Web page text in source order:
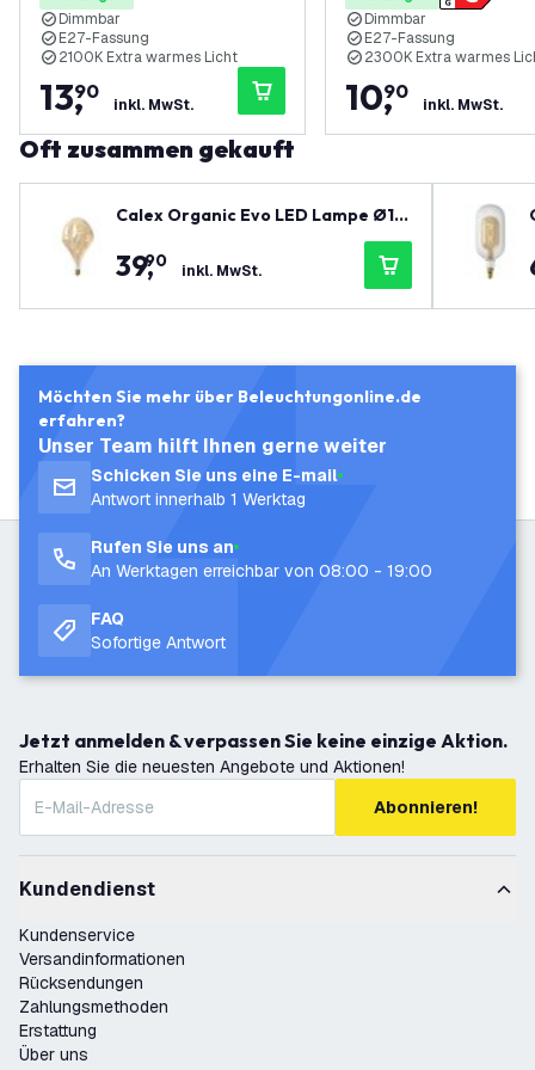
Dimmbar
E27-Fassung
2100K Extra warmes Licht
13,
90
inkl. MwSt.
Dimmbar
E27-Fassung
2300K Extra warmes
10,
90
inkl. MwSt.
Oft zusammen gekauft
Calex Organic Evo LED Lampe Ø16
ampe
39,
90 inkl. MwSt.
Möchten Sie mehr über Beleuchtungonline.de
erfahren?
Unser Team hilft Ihnen gerne weiter
Schicken Sie uns eine E-mail
Antwort innerhalb 1 Werktag
Rufen Sie uns an
An Werktagen erreichbar von 08:00 - 19:00
FAQ
Sofortige Antwort
Jetzt anmelden & verpassen Sie keine einzige Aktion.
Erhalten Sie die neuesten Angebote und Aktionen!
Abonnieren!
Kundendienst
Kundenservice
Versandinformationen
Rücksendungen
Zahlungsmethoden
Erstattung
Über uns